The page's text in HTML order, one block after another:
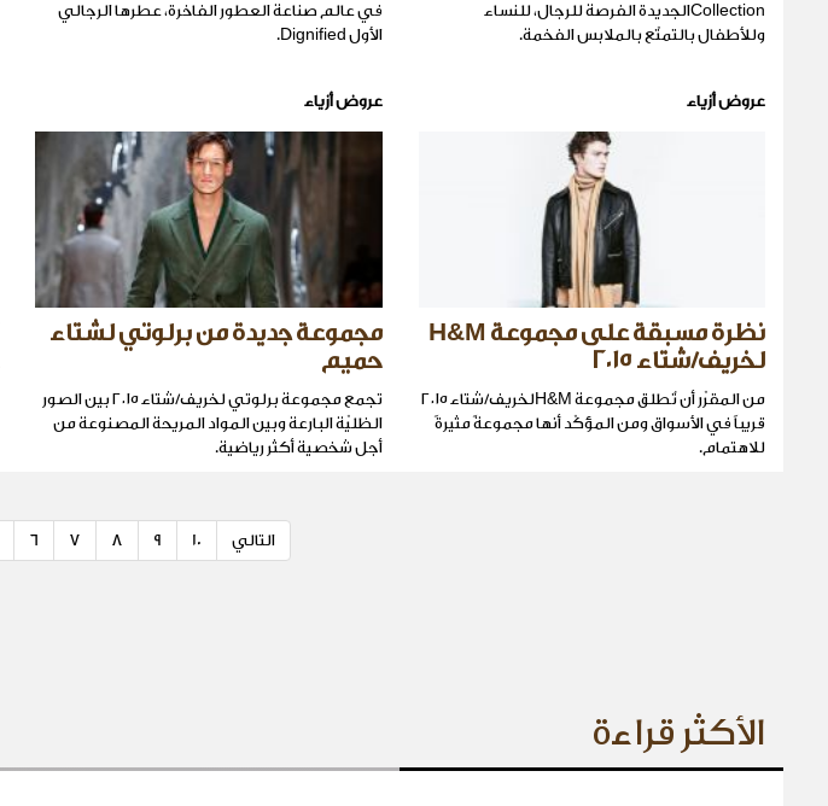
Collectionالجديدة الفرصة للرجال، للنساء
وللأطفال بالتمتّع بالملابس الفخمة.
في عالم صناعة العطور الفاخرة، عطرها الرجالي
الأول Dignified.
عروض أزياء
نظرة مسبقة على مجموعة H&M
لخريف/شتاء ٢٠١٥
من المقرّر أن تُطلق مجموعة H&Mلخريف/شتاء ٢٠١٥
قريباً في الأسواق ومن المؤكّد أنها مجموعةً مثيرةً
للاهتمام.
عروض أزياء
مجموعة جديدة من برلوتي لشتاء
حميم
تجمع مجموعة برلوتي لخريف/شتاء ٢٠١٥ بين الصور
الظليّة البارعة وبين المواد المريحة المصنوعة من
أجل شخصية أكثر رياضية.
6 7 8 9 10 التالي
الأكثر قراءة